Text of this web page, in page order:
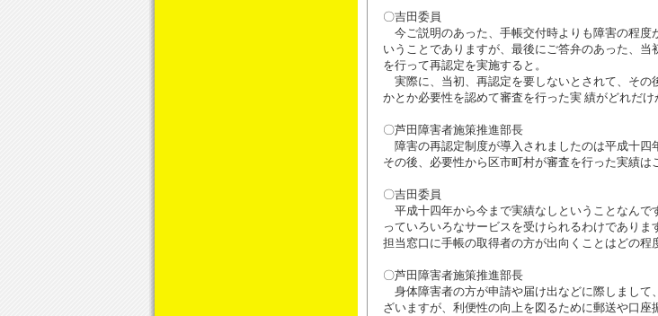
〇吉田委員
今ご説明のあった、手帳交付時よりも障害の程度
いうことでありますが、最後にご答弁のあった、
を行って再認定を実施すると。
実際に、当初、再認定を要しないとされて、その
かとか必要性を認めて審査を行った実 績がどれだけ
〇芦田障害者施策推進部長
障害の再認定制度が導入されましたのは平成十四
その後、必要性から区市町村が審査を行った実績は
〇吉田委員
平成十四年から今まで実績なしということなんで
っていろいろなサービスを受けられるわけであり
担当窓口に手帳の取得者の方が出向くことはどの程
〇芦田障害者施策推進部長
身体障害者の方が申請や届け出などに際しまして
ざいますが、利便性の向上を図るために郵送や口